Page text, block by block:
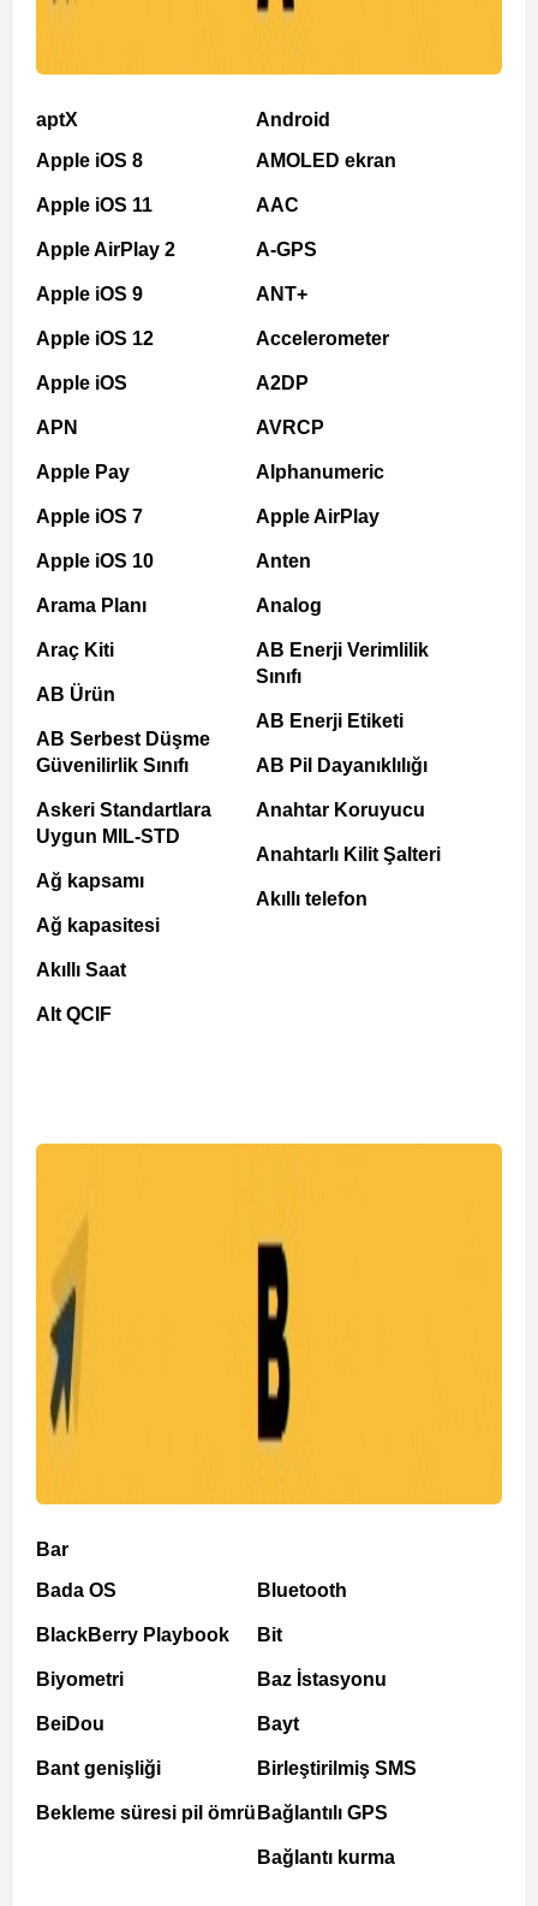
aptX
Apple iOS 8
Apple iOS 11
Apple AirPlay 2
Apple iOS 9
Apple iOS 12
Apple iOS
APN
Apple Pay
Apple iOS 7
Apple iOS 10
Arama Planı
Araç Kiti
AB Ürün
AB Serbest Düşme
Güvenilirlik Sınıfı
Askeri Standartlara
Uygun MIL-STD
Ağ kapsamı
Ağ kapasitesi
Akıllı Saat
Alt QCIF
Android
AMOLED ekran
AAC
A-GPS
ANT+
Accelerometer
A2DP
AVRCP
Alphanumeric
Apple AirPlay
Anten
Analog
AB Enerji Verimlilik
Sınıfı
AB Enerji Etiketi
AB Pil Dayanıklılığı
Anahtar Koruyucu
Anahtarlı Kilit Şalteri
Akıllı telefon
Bar
Bada OS
BlackBerry Playbook
Biyometri
BeiDou
Bant genişliği
Bekleme süresi pil ömrü
Bluetooth
Bit
Baz İstasyonu
Bayt
Birleştirilmiş SMS
Bağlantılı GPS
Bağlantı kurma